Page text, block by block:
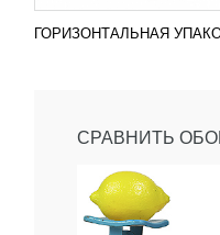
ГОРИЗОНТАЛЬНАЯ
СРАВНИТЬ